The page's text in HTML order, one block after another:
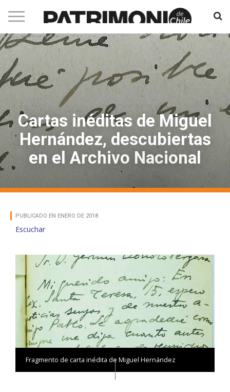
Cartas inéditas de Miguel
Hernández, descubiertas
en el Archivo Nacional
PUBLICADO EN ENERO DE 2018
Escuchar
Fragmento de carta inédita de Miguel Hernández